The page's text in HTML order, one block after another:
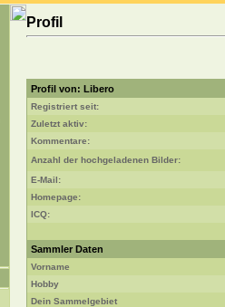
Profil
Profil von: Libero
Registriert seit:
Zuletzt aktiv:
Kommentare:
Anzahl der hochgeladenen Bilder:
E-Mail:
Homepage:
ICQ:
Sammler Daten
Vorname
Hobby
Dein Sammelgebiet